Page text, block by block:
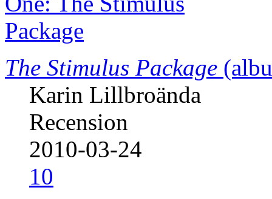
The Stimulus Package
Karin Lillbroända
Recension
2010-03-24
10